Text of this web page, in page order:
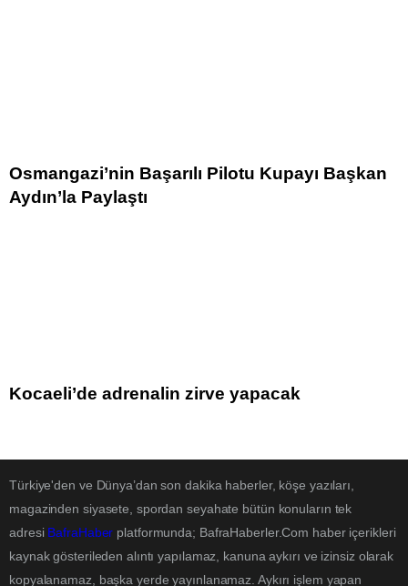
Osmangazi’nin Başarılı Pilotu Kupayı Başkan
Aydın’la Paylaştı
Kocaeli’de adrenalin zirve yapacak
Türkiye'den ve Dünya’dan son dakika haberler, köşe yazıları,
magazinden siyasete, spordan seyahate bütün konuların tek
adresi BafraHaber platformunda; BafraHaberler.Com haber içerikleri
kaynak gösterileden alıntı yapılamaz, kanuna aykırı ve izinsiz olarak
kopyalanamaz, başka yerde yayınlanamaz. Aykırı işlem yapan